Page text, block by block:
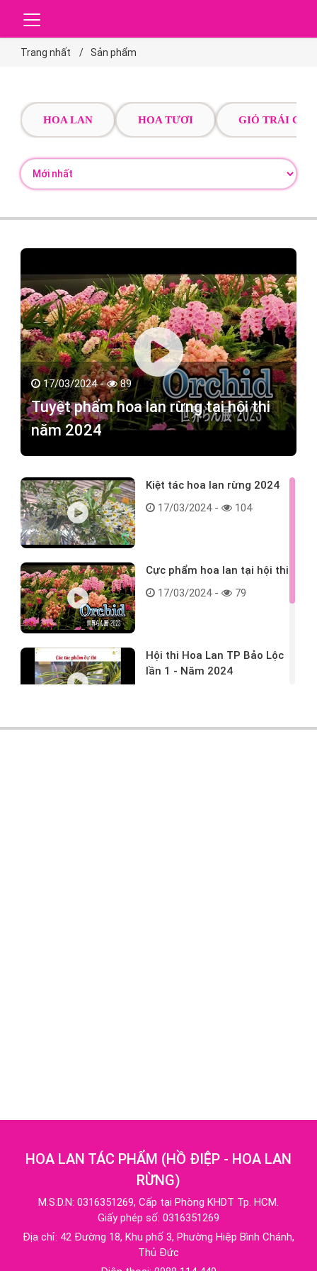
Trang nhất Sản phẩm
HOA LAN HOA TƯƠI GIỎ TRÁI CÂY
17/03/2024 - 89
Tuyệt phẩm hoa lan rừng tại hội thi
năm 2024
Kiệt tác hoa lan rừng 2024
17/03/2024 -
104
Cực phẩm hoa lan tại hội thi
17/03/2024 -
79
Hội thi Hoa Lan TP Bảo Lộc
lần 1 - Năm 2024
HOA LAN TÁC PHẨM (HỒ ĐIỆP - HOA LAN
RỪNG)
M.S.D.N: 0316351269, Cấp tại Phòng KHDT Tp. HCM.
Giấy phép số: 0316351269
Địa chỉ: 42 Đường 18, Khu phố 3, Phường Hiệp Bình Chánh,
Thủ Đức